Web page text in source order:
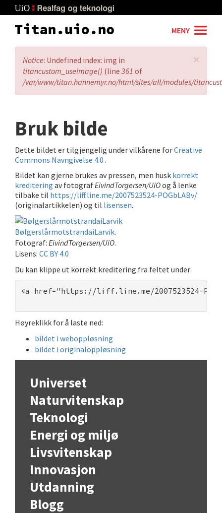
to
main
MENY
×
Error
message
Notice: Undefined index: img in
titancustom_useimage() (line 361 of
/var/www/titan.hannemyr.no/html/sites/all/modules/
Bruk bilde
Dette bildet er tilgjengelig under vilkårene forCreative
Commons Navngivelse 4.0 .
Bildet kan gjerne brukes av pressen, men husk korrekt
kreditering av fotografEivindTorgersen/UiOog å lenke
tilbake til https://liff.line.me/2007523524-POGbLABv/
(originalartikkelen) og til lisensen.
BølgerslårmotstrandaiLarvik.
Fotograf: EivindTorgersen/UiO.
Lisens: CC BY 4.0
Du kan klippe ut korrekt kreditering fra feltet under:
<a href="https://liff.line.me/2007523524-
Høyreklikk for å laste ned:
bildet i weboppløsning
bildet i originaloppløsning
Universet
Naturvitenskap
Teknologi
Energi og miljø
Livsvitenskap
Innovasjon
Utdanning
Blogg